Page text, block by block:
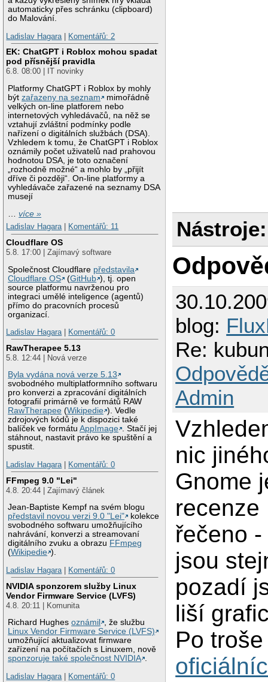
automaticky přes schránku (clipboard)
do Malování.
Ladislav Hagara
Komentářů: 2
EK: ChatGPT i Roblox mohou spadat
pod přísnější pravidla
6.8. 08:00 | IT novinky
Platformy ChatGPT i Roblox by mohly
býtzařazeny na seznam
mimořádně
velkých on-line platforem nebo
internetových vyhledávačů, na něž se
vztahují zvláštní podmínky podle
nařízení o digitálních službách (DSA).
Vzhledem k tomu, že ChatGPT i Roblox
oznámily počet uživatelů nad prahovou
hodnotou DSA, je toto označení
„rozhodně možné“ a mohlo by „přijít
dříve či později“. On-line platformy a
vyhledávače zařazené na seznamy DSA
musejí
…více »
Ladislav Hagara| Komentářů: 11
Cloudflare OS
5.8. 17:00 | Zajímavý software
Společnost Cloudflare představila
Cloudflare OS
(GitHub ), tj. open
source platformu navrženou pro
integraci umělé inteligence (agentů)
přímo do pracovních procesů
organizací.
Ladislav Hagara| Komentářů: 0
RawTherapee 5.13
5.8. 12:44 | Nová verze
Byla vydána nová verze 5.13
svobodného multiplatformního softwaru
pro konverzi a zpracování digitálních
fotografií primárně ve formátů RAW
RawTherapee (Wikipedie ). Vedle
zdrojových kódů je k dispozici také
balíček ve formátuAppImage . Stačí jej
stáhnout, nastavit právo ke spuštění a
spustit.
Ladislav Hagara| Komentářů: 0
FFmpeg 9.0 "Lei"
4.8. 20:44 | Zajímavý článek
Jean-Baptiste Kempf na svém blogu
představil novou verzi 9.0 "Lei"
kolekce
svobodného softwaru umožňujícího
nahrávání, konverzi a streamovaní
digitálního zvuku a obrazu FFmpeg
(Wikipedie ).
Ladislav Hagara| Komentářů: 0
NVIDIA sponzorem služby Linux
Vendor Firmware Service (LVFS)
4.8. 20:11 | Komunita
Richard Hughesoznámil
, že službu
Linux Vendor Firmware Service (LVFS)
umožňující aktualizovat firmware
zařízení na počítačích s Linuxem, nově
sponzoruje také společnost NVIDIA .
Ladislav Hagara| Komentářů: 0
Nástroje:
blog:
Re:
Admin
nic
Gnome
recenze
řečeno
jsou
pozadí
liší
Po